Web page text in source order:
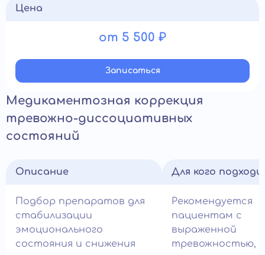
Цена
от 5 500 ₽
Записатьcя
Медикаментозная коррекция
тревожно-диссоциативных
состояний
Описание
Подбор препаратов для
стабилизации
эмоционального
состояния и снижения
Для кого
Рекомендуется
пациентам с
выраженной
тревожностью,